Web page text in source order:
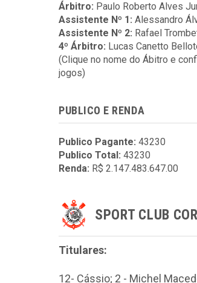
Árbitro: Paulo Roberto Alves
Assistente Nº 1: Alessandro
Assistente Nº 2: Rafael
4º Árbitro: Lucas Canetto
(Clique no nome do Ábitro e
jogos)
PUBLICO E RENDA
Publico Pagante: 43230
Publico Total: 43230
Renda: R$ 2.147.483.647.00
SPORT CLUB
Titulares:
12- Cássio; 2 - Michel